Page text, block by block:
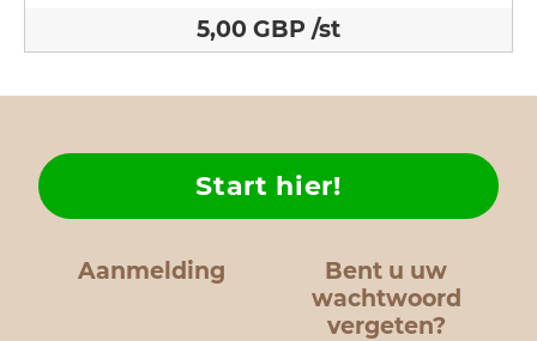
5,00 GBP /st
Aanmelding
Bent u uw
wachtwoord
vergeten?
Start hier!